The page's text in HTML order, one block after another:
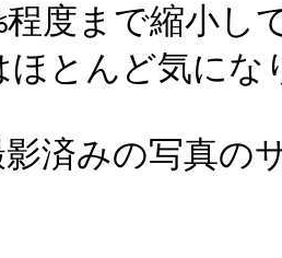
程度まで縮小し
ほとんど気にな
済みの写真の